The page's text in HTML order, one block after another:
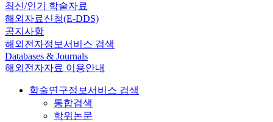
최신/인기 학술자료
해외자료신청(E-DDS)
공지사항
해외전자정보서비스 검색
Databases & Journals
해외전자자료 이용안내
학술연구정보서비스 검색
통합검색
학위논문